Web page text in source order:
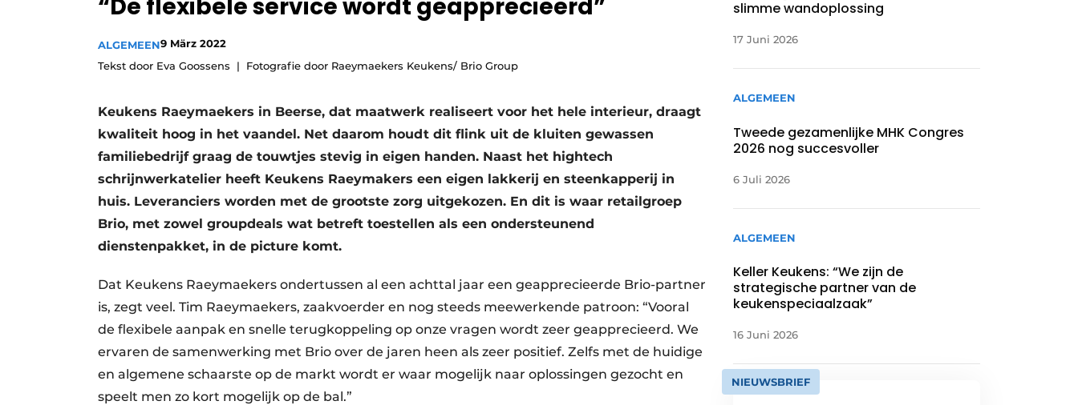
Vacature aanmelden
Video’s
“De flexibele service wordt geapprecieerd”
ALGEMEEN9 März 2022
Tekst door Eva Goossens
Fotografie door Raeymaekers Keukens/ Brio Group
Keukens Raeymaekers in Beerse, dat maatwerk realiseert voor het hele interieur, draagt
kwaliteit hoog in het vaandel. Net daarom houdt dit flink uit de kluiten gewassen
familiebedrijf graag de touwtjes stevig in eigen handen. Naast het hightech
schrijnwerkatelier heeft Keukens Raeymakers een eigen lakkerij en steenkapperij in
huis. Leveranciers worden met de grootste zorg uitgekozen. En dit is waar retailgroep
Brio, met zowel groupdeals wat betreft toestellen als een ondersteunend
dienstenpakket, in de picture komt.
Dat Keukens Raeymaekers ondertussen al een achttal jaar een geapprecieerde Brio-partner
is, zegt veel. Tim Raeymaekers, zaakvoerder en nog steeds meewerkende patroon: “Vooral
de flexibele aanpak en snelle terugkoppeling op onze vragen wordt zeer geapprecieerd. We
ervaren de samenwerking met Brio over de jaren heen als zeer positief. Zelfs met de huidige
en algemene schaarste op de markt wordt er waar mogelijk naar oplossingen gezocht en
speelt men zo kort mogelijk op de bal.”
slimme wandoplossing
17 Juni 2026
ALGEMEEN
Tweede gezamenlijke MHK Congres
2026 nog succesvoller
6 Juli 2026
ALGEMEEN
Keller Keukens: “We zijn de
strategische partner van de
keukenspeciaalzaak”
16 Juni 2026
NIEUWSBRIEF